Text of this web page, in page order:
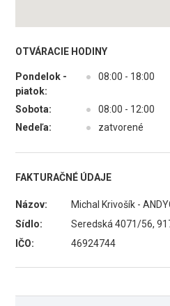
OTVÁRACIE HODINY
Pondelok -
piatok:
● 08:00 - 18:00
Sobota: ●
08:00 - 12:00
Nedeľa:
● zatvorené
FAKTURAČNÉ ÚDAJE
Názov:
Michal Krivošík -
Sídlo:
Seredská 4071/56,
IČO:
46924744